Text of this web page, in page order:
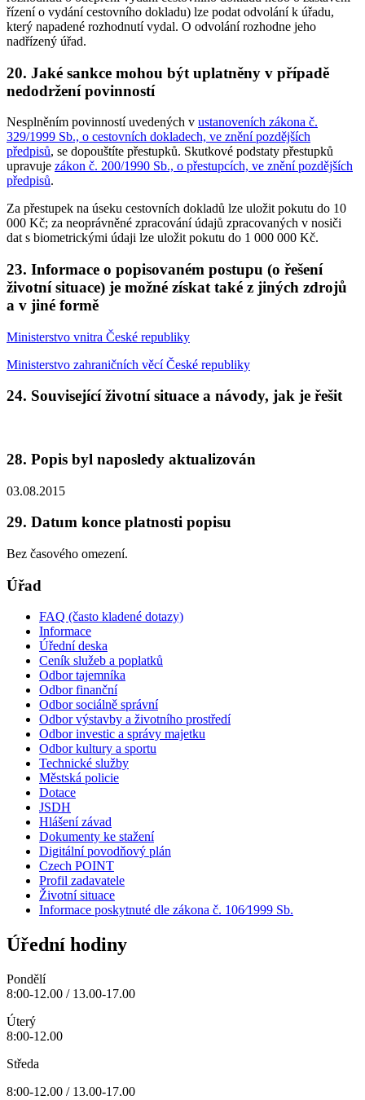
řízení o vydání cestovního dokladu) lze podat odvolání k úřadu,
který napadené rozhodnutí vydal. O odvolání rozhodne jeho
nadřízený úřad.
20. Jaké sankce mohou být uplatněny v případě
nedodržení povinností
Nesplněním povinností uvedených v ustanoveních zákona č.
329/1999 Sb., o cestovních dokladech, ve znění pozdějších
předpisů, se dopouštíte přestupků. Skutkové podstaty přestupků
upravuje zákon č. 200/1990 Sb., o přestupcích, ve znění pozdějších
předpisů.
Za přestupek na úseku cestovních dokladů lze uložit pokutu do 10
000 Kč; za neoprávněné zpracování údajů zpracovaných v nosiči
dat s biometrickými údaji lze uložit pokutu do 1 000 000 Kč.
23. Informace o popisovaném postupu (o řešení
životní situace) je možné získat také z jiných zdrojů
a v jiné formě
Ministerstvo vnitra České republiky
Ministerstvo zahraničních věcí České republiky
24. Související životní situace a návody, jak je řešit
28. Popis byl naposledy aktualizován
03.08.2015
29. Datum konce platnosti popisu
Bez časového omezení.
Úřad
FAQ (často kladené dotazy)
Informace
Úřední deska
Ceník služeb a poplatků
Odbor tajemníka
Odbor finanční
Odbor sociálně správní
Odbor výstavby a životního prostředí
Odbor investic a správy majetku
Odbor kultury a sportu
Technické služby
Městská policie
Dotace
JSDH
Hlášení závad
Dokumenty ke stažení
Digitální povodňový plán
Czech POINT
Profil zadavatele
Životní situace
Informace poskytnuté dle zákona č. 106⁄1999 Sb.
Úřední hodiny
Pondělí
8:00-12.00 / 13.00-17.00
Úterý
8:00-12.00
Středa
8:00-12.00 / 13.00-17.00